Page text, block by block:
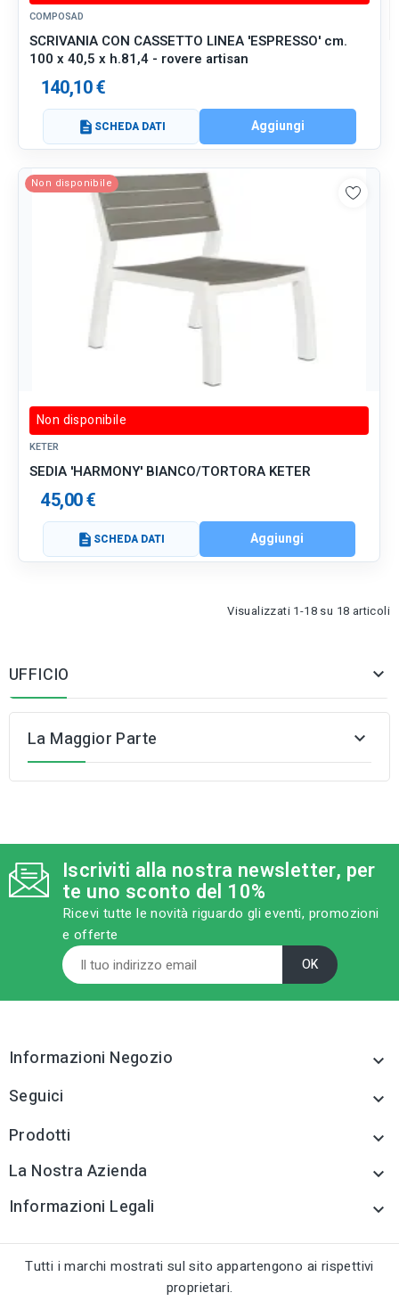
COMPOSAD
SCRIVANIA CON CASSETTO LINEA 'ESPRESSO' cm.
100 x 40,5 x h.81,4 - rovere artisan
140,10 €
description SCHEDA DATI Aggiungi
Non disponibile
Non disponibile
KETER
SEDIA 'HARMONY' BIANCO/TORTORA KETER
45,00 €
description SCHEDA DATI Aggiungi
Visualizzati 1-18 su 18 articoli
UFFICIO 
La Maggior Parte 
Iscriviti alla nostra newsletter, per
te uno sconto del 10%
Ricevi tutte le novità riguardo gli eventi, promozioni
e offerte
Informazioni Negozio 
Seguici 
Prodotti 
La Nostra Azienda 
Informazioni Legali 
Tutti i marchi mostrati sul sito appartengono ai rispettivi
proprietari.